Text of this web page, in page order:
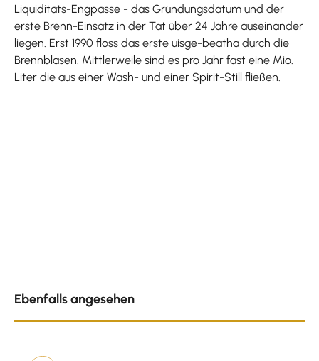
Liquiditäts-Engpässe - das Gründungsdatum und der
erste Brenn-Einsatz in der Tat über 24 Jahre auseinander
liegen. Erst 1990 floss das erste uisge-beatha durch die
Brennblasen. Mittlerweile sind es pro Jahr fast eine Mio.
Liter die aus einer Wash- und einer Spirit-Still fließen.
Ebenfalls angesehen